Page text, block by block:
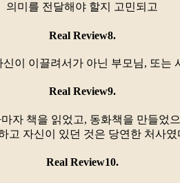
의미를 전달해야 할지 고민되고
Real Review8.
이 이끌려서가 아닌 부모님, 또
Real Review9.
자 책을 읽었고, 동화책을 만들
고 자신이 있던 것은 당연한 처사였
Real Review10.